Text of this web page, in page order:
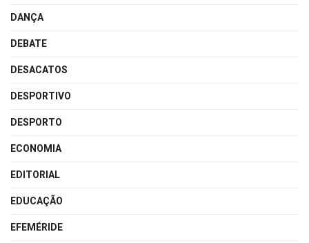
DANÇA
DEBATE
DESACATOS
DESPORTIVO
DESPORTO
ECONOMIA
EDITORIAL
EDUCAÇÃO
EFEMÉRIDE